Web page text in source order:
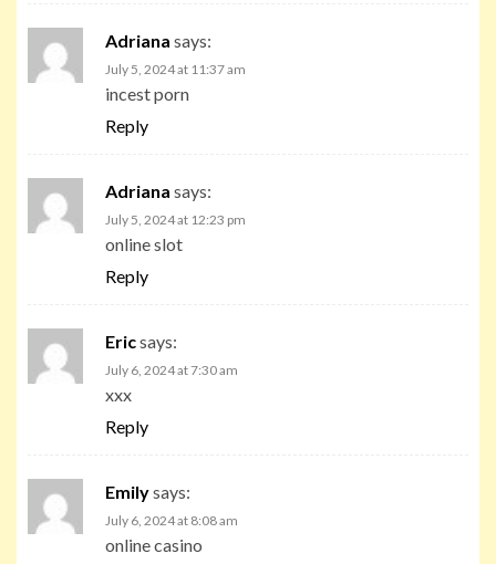
Adriana says:
July 5, 2024 at 11:37 am
incest porn
Reply
Adriana says:
July 5, 2024 at 12:23 pm
online slot
Reply
Ericsays:
July 6, 2024 at 7:30 am
xxx
Reply
Emilysays:
July 6, 2024 at 8:08 am
online casino